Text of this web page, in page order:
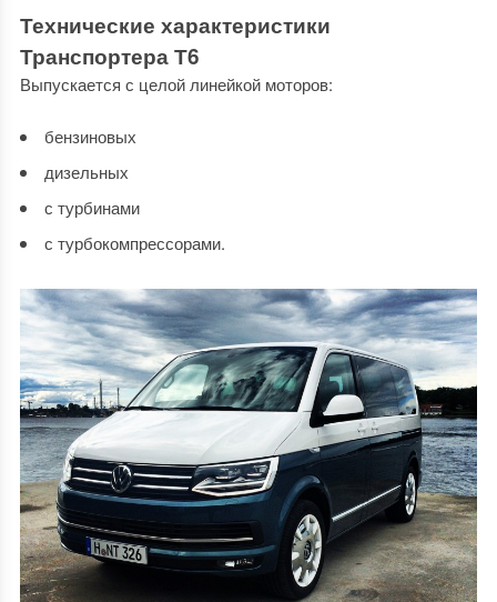
Технические характеристики
Транспортера Т6
Выпускается с целой линейкой моторов:
бензиновых
дизельных
с турбинами
с турбокомпрессорами.